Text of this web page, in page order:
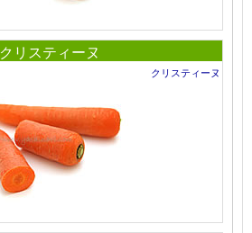
クリスティーヌ
クリスティーヌ